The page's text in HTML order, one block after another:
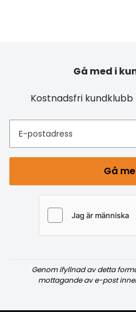
Gå med i
Kostnadsfri
E-postadress
Gå
Genom ifyllnad av detta
mottagande av e-post